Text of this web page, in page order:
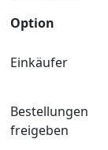
Option
Einkäufer
Bestellungen
freigeben